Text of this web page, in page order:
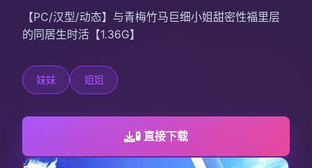
【PC/汉型/动态】与青梅竹马巨细小姐甜密性福里层
的同居生时活【1.36G】
妹妹 姐姐
🧪 直接下载